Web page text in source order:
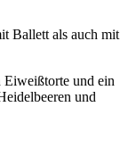
Ballett als auch mit
und ein
und